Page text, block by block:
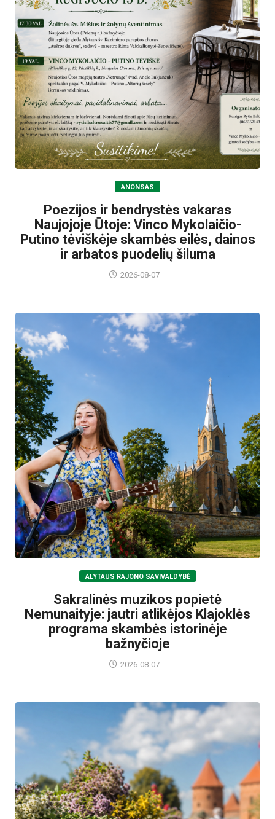
ANONSAS
Poezijos ir bendrystės vakaras
Naujojoje Ūtoje: Vinco Mykolaičio-
Putino tėviškėje skambės eilės, dainos
ir arbatos puodelių šiluma
2026-08-07
ALYTAUS RAJONO SAVIVALDYBĖ
Sakralinės muzikos popietė
Nemunaityje: jautri atlikėjos Klajoklės
programa skambės istorinėje
bažnyčioje
2026-08-07